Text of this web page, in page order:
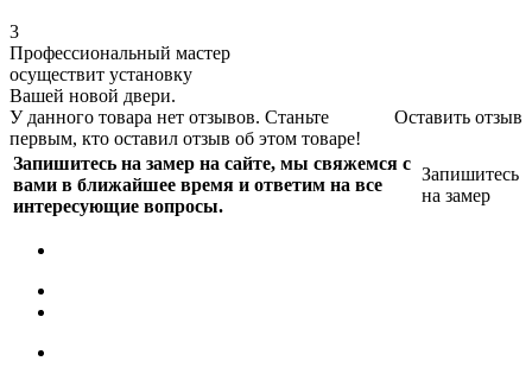
3
Профессиональный мастер
осуществит установку
Вашей новой двери.
Оставить отзыв
У данного товара нет отзывов. Станьте
первым, кто оставил отзыв об этом товаре!
Запишитесь на замер на сайте, мы свяжемся с
вами в ближайшее время и ответим на все
интересующие вопросы.
Запишитесь
на замер